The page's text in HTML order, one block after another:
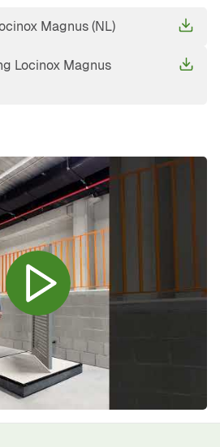
Magnus (NL)
Locinox Magnus